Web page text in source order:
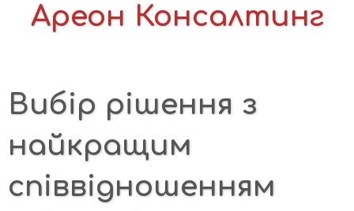
Ареон Консалтинг
Вибір рішення з
найкращим
співвідношенням